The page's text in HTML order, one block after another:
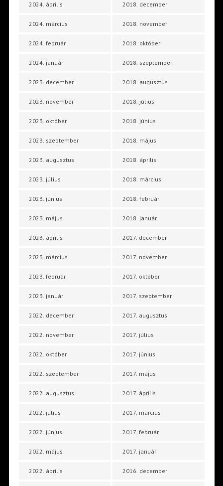
2024. április
2024. március
2024. február
2024. január
2023. december
2023. november
2023. október
2023. szeptember
2023. augusztus
2023. július
2023. június
2023. május
2023. április
2023. március
2023. február
2023. január
2022. december
2022. november
2022. október
2022. szeptember
2022. augusztus
2022. július
2022. június
2022. május
2022. április
2018. december
2018. november
2018. október
2018. szeptember
2018. augusztus
2018. július
2018. június
2018. május
2018. április
2018. március
2018. február
2018. január
2017. december
2017. november
2017. október
2017. szeptember
2017. augusztus
2017. július
2017. június
2017. május
2017. április
2017. március
2017. február
2017. január
2016. december